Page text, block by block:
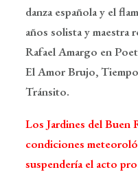
danza española y el
años solista y maestra
Rafael Amargo en
El Amor Brujo,
Tránsito.
Los Jardines del Buen
condiciones
suspendería el acto